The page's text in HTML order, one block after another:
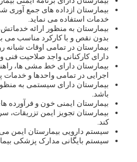
بیمارستان ازداده های جمع آوری
خدمات استفاده می نماید.
بیمارستان به منظور ارائه
بدون نقص و با کارکرد مناسب می
بیمارستان در تمامی اوقات شبانه
دارای کارکنانی واجد صلاحیت
بیمارستان دارای خط مشی ها،
اجرایی در تمامی واحدها و خدمات
بیمارستان دارای سیستمی به
باشد.
بیمارستان ایمنی خون و فرآورده
بیمارستان تجویز ایمن تزریقات،
کند.
سیستم دارویی بیمارستان ایمن می
سیستم بایگانی مدارک پزشکی